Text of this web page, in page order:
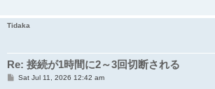
Tidaka
Re: 接続が1時間に2～3回切断される
PSat Jul 11, 2026 12:42 am